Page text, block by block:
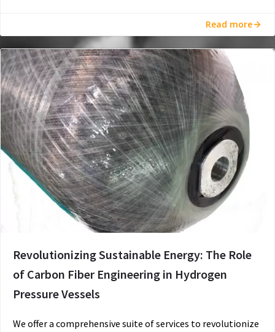
Read more
Revolutionizing Sustainable Energy: The Role
of Carbon Fiber Engineering in Hydrogen
Pressure Vessels
We offer a comprehensive suite of services to revolutionize